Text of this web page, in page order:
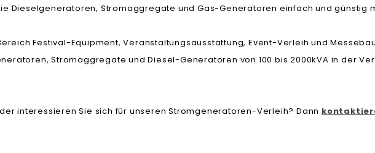
Dieselgeneratoren, Stromaggregate und Gas-Generatoren einfach und günstig
Festival-Equipment, Veranstaltungsausstattung, Event-Verleih und
Stromaggregate und Diesel-Generatoren von 100 bis 2000kVA in der
interessieren Sie sich für unseren Stromgeneratoren-Verleih? Dann